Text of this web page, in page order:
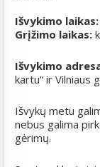
Išvykimo laikas:
Grįžimo laikas:
Išvykimo
kartu“ ir Vilniaus
Išvykų metu
nebus galima
gėrimų.